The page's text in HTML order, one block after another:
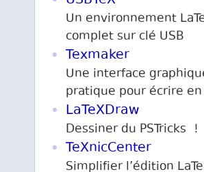
Un environnement
complet sur clé USB
Texmaker
Une interface
pratique pour écrire
LaTeXDraw
Dessiner du PSTricks !
TeXnicCenter
Simplifier l’édition